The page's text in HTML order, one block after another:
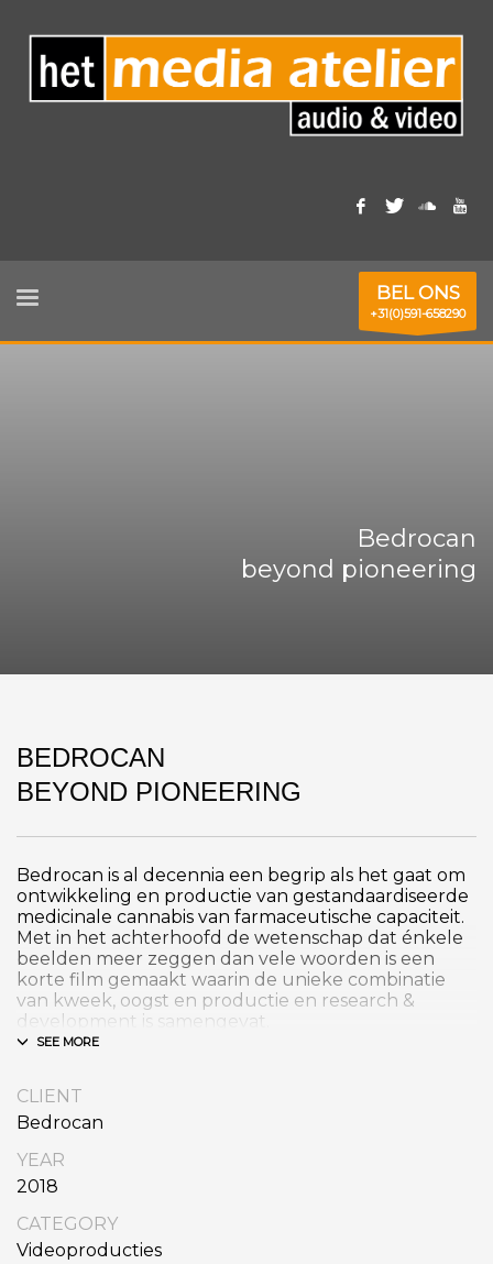
BEL ONS
+31(0)591-658290
Bedrocan
beyond pioneering
BEDROCAN
BEYOND PIONEERING
Bedrocan is al decennia een begrip als het gaat om
ontwikkeling en productie van gestandaardiseerde
medicinale cannabis van farmaceutische capaciteit.
Met in het achterhoofd de wetenschap dat énkele
beelden meer zeggen dan vele woorden is een
korte film gemaakt waarin de unieke combinatie
van kweek, oogst en productie en research &
development is samengevat.
CLIENT
Bedrocan
YEAR
2018
CATEGORY
Videoproducties